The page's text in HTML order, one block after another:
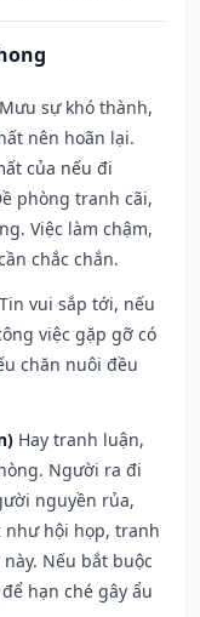
Mưu sự khó thành,
nên hoãn lại.
của nếu đi
phòng tranh cãi,
Việc làm chậm,
chắc chắn.
Tin vui sắp tới, nếu
việc gặp gỡ có
chăn nuôi đều
Hay tranh luận,
Người ra đi
nguyền rủa,
hội họp, tranh
Nếu bắt buộc
hạn ché gây ẩu